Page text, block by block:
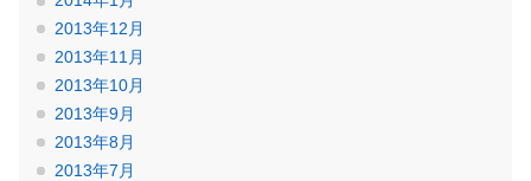
2013年12月
2013年11月
2013年10月
2013年9月
2013年8月
2013年7月